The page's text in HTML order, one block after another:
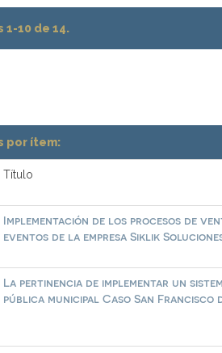
1-10 de 14.
por ítem:
Título
Implementación de los procesos de
eventos de la empresa Siklik
La pertinencia de implementar un
pública municipal Caso San Francisco